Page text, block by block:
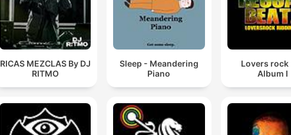
RICAS MEZCLAS By DJ
RITMO
Sleep - Meandering
Piano
Lovers rock
Album I